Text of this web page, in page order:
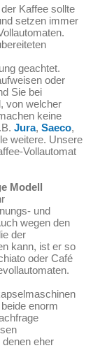
Kaffee sollte
setzen immer
geachtet.
oder
Sie bei
von welcher
keine
Jura, Saeco,
weitere. Unsere
Vollautomat
Modell
und
wegen den
der
kann, ist er so
oder Café
enorm
eher